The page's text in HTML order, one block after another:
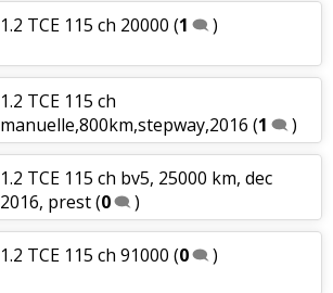
1.2 TCE 115 ch 20000 (1 )
1.2 TCE 115 ch
manuelle,800km,stepway,2016 (1 )
1.2 TCE 115 ch bv5, 25000 km, dec
2016, prest(0 )
1.2 TCE 115 ch 91000 (0 )